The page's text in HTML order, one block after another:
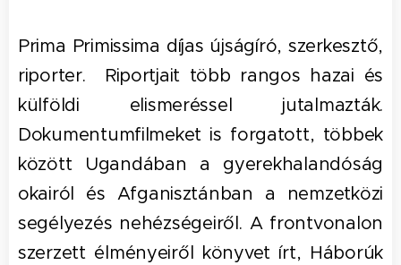
Prima Primissima díjas újságíró, szerkesztő,
riporter. Riportjait több rangos hazai és
külföldi elismeréssel jutalmazták.
Dokumentumfilmeket is forgatott, többek
között Ugandában a gyerekhalandóság
okairól és Afganisztánban a nemzetközi
segélyezés nehézségeiről. A frontvonalon
szerzett élményeiről könyvet írt, Háborúk